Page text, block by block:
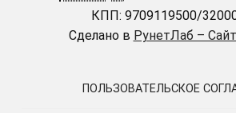
КПП: 9709119500/
Сделано в РунетЛаб –
ПОЛЬЗОВАТЕЛЬСКОЕ